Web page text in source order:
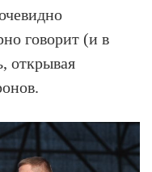
говорит (и в
открывая